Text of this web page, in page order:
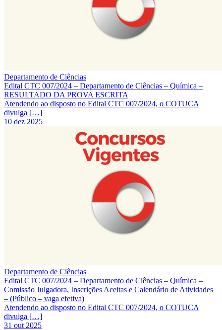
Departamento de Ciências
Edital CTC 007/2024 – Departamento de Ciências – Química –
RESULTADO DA PROVA ESCRITA
Atendendo ao disposto no Edital CTC 007/2024, o COTUCA
divulga […]
10 dez 2025
Departamento de Ciências
Edital CTC 007/2024 – Departamento de Ciências – Química –
Comissão Julgadora, Inscrições Aceitas e Calendário de Atividades
– (Público – vaga efetiva)
Atendendo ao disposto no Edital CTC 007/2024, o COTUCA
divulga […]
31 out 2025